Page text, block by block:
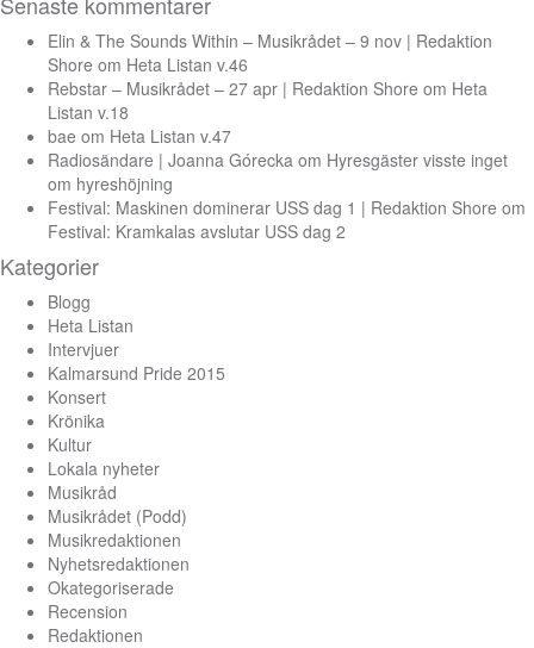
Elin & The Sounds Within – Musikrådet – 9 nov | Redaktion
Shore om Heta Listan v.46
Rebstar – Musikrådet – 27 apr | Redaktion Shore om Heta
Listan v.18
bae om Heta Listan v.47
Radiosändare | Joanna Górecka om Hyresgäster visste inget
om hyreshöjning
Festival: Maskinen dominerar USS dag 1 | Redaktion Shore om
Festival: Kramkalas avslutar USS dag 2
Kategorier
Blogg
Heta Listan
Intervjuer
Kalmarsund Pride 2015
Konsert
Krönika
Kultur
Lokala nyheter
Musikråd
Musikrådet (Podd)
Musikredaktionen
Nyhetsredaktionen
Okategoriserade
Recension
Redaktionen